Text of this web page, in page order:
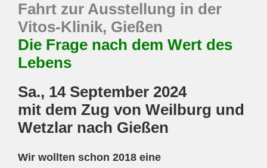
Fahrt zur Ausstellung in der
Vitos-Klinik, Gießen
Die Frage nach dem Wert des
Lebens
Sa., 14 September 2024
mit dem Zug von Weilburg und
Wetzlar nach Gießen
Wir wollten schon 2018 eine